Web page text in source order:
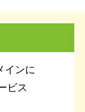
インに
ビス